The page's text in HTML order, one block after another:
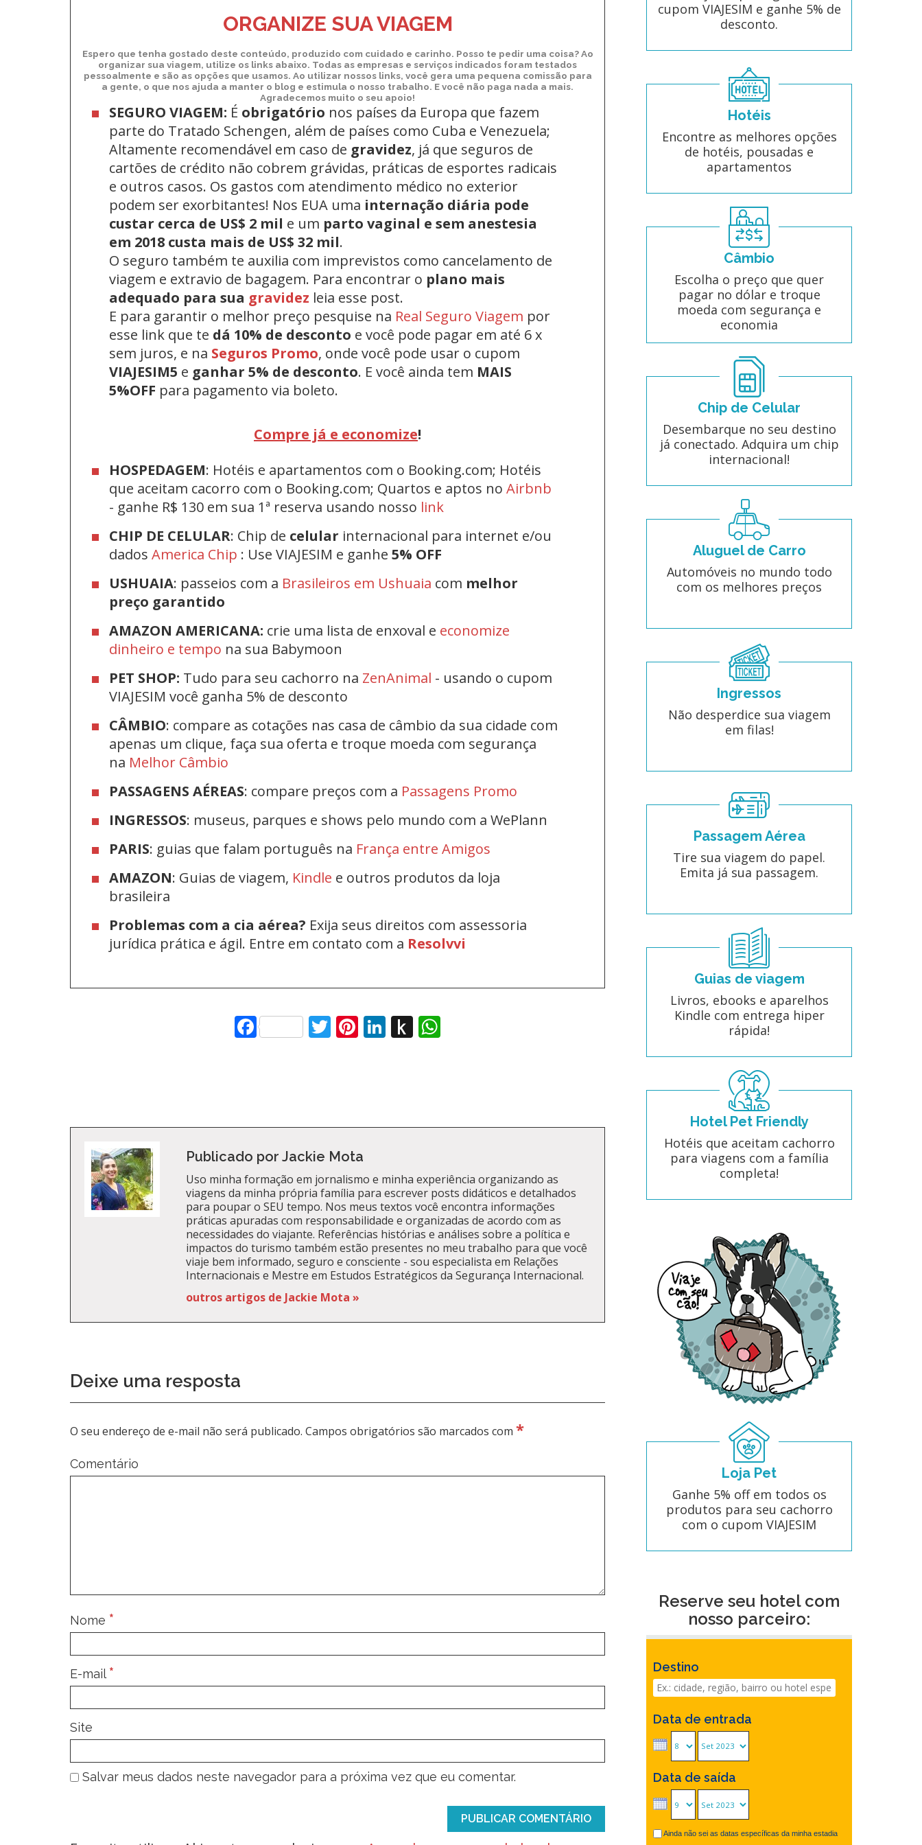
ORGANIZE SUA VIAGEM
Espero que tenha gostado deste conteúdo, produzido com cuidado e carinho. Posso te pedir uma coisa? Ao
organizar sua viagem, utilize os links abaixo. Todas as empresas e serviços indicados foram testados
pessoalmente e são as opções que usamos. Ao utilizar nossos links, você gera uma pequena comissão para
a gente, o que nos ajuda a manter o blog e estimula o nosso trabalho. E você não paga nada a mais.
Agradecemos muito o seu apoio!
SEGURO VIAGEM: É obrigatório nos países da Europa que fazem
parte do Tratado Schengen, além de países como Cuba e Venezuela;
Altamente recomendável em caso de gravidez, já que seguros de
cartões de crédito não cobrem grávidas, práticas de esportes radicais
e outros casos. Os gastos com atendimento médico no exterior
podem ser exorbitantes! Nos EUA uma internação diária pode
custar cerca de US$ 2 mil e um parto vaginal e sem anestesia
em 2018 custa mais de US$ 32 mil.
O seguro também te auxilia com imprevistos como cancelamento de
viagem e extravio de bagagem. Para encontrar o plano mais
adequado para sua gravidez leia esse post.
E para garantir o melhor preço pesquise na Real Seguro Viagem por
esse link que te dá 10% de desconto e você pode pagar em até 6 x
sem juros, e na Seguros Promo, onde você pode usar o cupom
VIAJESIM5 e ganhar 5% de desconto. E você ainda tem MAIS
5%OFF para pagamento via boleto.
Compre já e economize!
HOSPEDAGEM: Hotéis e apartamentos com o Booking.com; Hotéis
que aceitam cacorro com o Booking.com; Quartos e aptos no Airbnb
- ganhe R$ 130 em sua 1ª reserva usando nosso link
CHIP DE CELULAR: Chip de celular internacional para internet e/ou
dados America Chip : Use VIAJESIM e ganhe 5% OFF
USHUAIA: passeios com a Brasileiros em Ushuaia com melhor
preço garantido
AMAZON AMERICANA: crie uma lista de enxoval e economize
dinheiro e tempo na sua Babymoon
PET SHOP: Tudo para seu cachorro na ZenAnimal - usando o cupom
VIAJESIM você ganha 5% de desconto
CÂMBIO: compare as cotações nas casa de câmbio da sua cidade com
apenas um clique, faça sua oferta e troque moeda com segurança
na Melhor Câmbio
PASSAGENS AÉREAS: compare preços com a Passagens Promo
INGRESSOS: museus, parques e shows pelo mundo com a WePlann
PARIS: guias que falam português na França entre Amigos
AMAZON: Guias de viagem, Kindle e outros produtos da loja
brasileira
Problemas com a cia aérea? Exija seus direitos com assessoria
jurídica prática e ágil. Entre em contato com a Resolvvi
FacebookTwitter
Pinterest
LinkedIn
Push
Publicado por Jackie Mota
Uso minha formação em jornalismo e minha experiência organizando as
viagens da minha própria família para escrever posts didáticos e detalhados
para poupar o SEU tempo. Nos meus textos você encontra informações
práticas apuradas com responsabilidade e organizadas de acordo com as
necessidades do viajante. Referências histórias e análises sobre a política e
impactos do turismo também estão presentes no meu trabalho para que você
viaje bem informado, seguro e consciente - sou especialista em Relações
Internacionais e Mestre em Estudos Estratégicos da Segurança Internacional.
outros artigos de Jackie Mota »
Deixe uma resposta
O seu endereço de e-mail não será publicado. Campos obrigatórios são marcados com *
Comentário
Nome *
E-mail *
Site
Salvar meus dados neste navegador para a próxima vez que eu comentar.
cupom VIAJESIM e ganhe 5% de
desconto.
Hotéis
Encontre as melhores opções
de hotéis, pousadas e
apartamentos
Câmbio
Escolha o preço que quer
pagar no dólar e troque
moeda com segurança e
economia
Chip de Celular
Desembarque no seu destino
já conectado. Adquira um chip
internacional!
Aluguel de Carro
Automóveis no mundo todo
com os melhores preços
Ingressos
Não desperdice sua viagem
em filas!
Passagem Aérea
Tire sua viagem do papel.
Emita já sua passagem.
Guias de viagem
Livros, ebooks e aparelhos
Kindle com entrega hiper
rápida!
Hotel Pet Friendly
Hotéis que aceitam cachorro
para viagens com a família
completa!
Loja Pet
Ganhe 5% off em todos os
produtos para seu cachorro
com o cupom VIAJESIM
Reserve seu hotel com
nosso parceiro:
Destino
Data de entrada
Data de saída
Ainda não sei as datas específicas da minha estadia